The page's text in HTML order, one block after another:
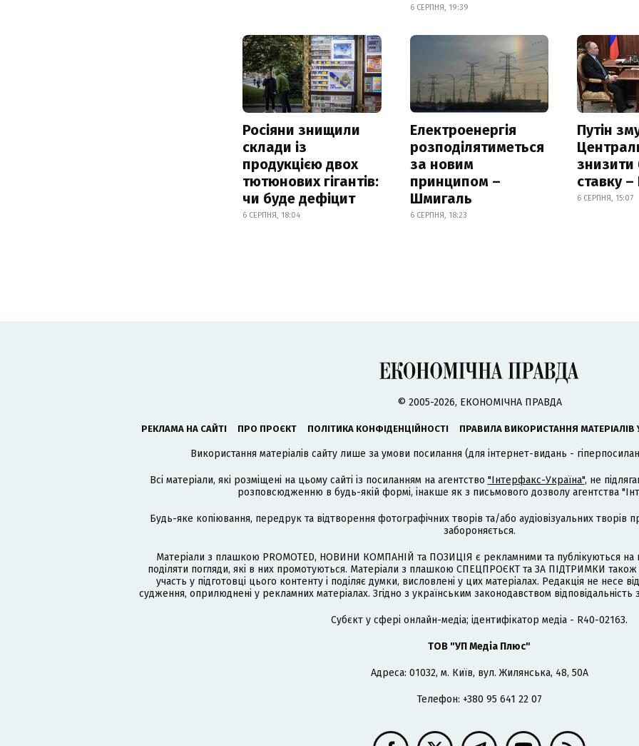
6 СЕРПНЯ, 19:39
Росіяни знищили
склади із
продукцією двох
тютюнових гігантів:
чи буде дефіцит
6 СЕРПНЯ, 18:04
Електроенергія
розподілятиметься
за новим
принципом –
Шмигаль
6 СЕРПНЯ, 18:23
Путін
знизити
ставку
6 СЕРПНЯ, 15:07
© 2005-2026, ЕКОНОМІЧНА ПРАВДА
РЕКЛАМА НА САЙТІ ПРО ПРОЄКТ ПОЛІТИКА КОНФІДЕНЦІЙНОСТІ ПРАВИЛА ВИКОРИСТАННЯ МАТЕРІАЛІВ
Використання матеріалів сайту лише за умови посилання (для інтернет-видань -
Всі матеріали, які розміщені на цьому сайті із посиланням на агентство "Інтерфакс-Україна", не
розповсюдженню в будь-якій формі, інакше як з письмового дозволу агентства
Будь-яке копіювання, передрук та відтворення фотографічних творів та/або аудіовізуальних
забороняється.
Матеріали з плашкою PROMOTED, НОВИНИ КОМПАНІЙ та ПОЗИЦІЯ є рекламними та публікуються на
поділяти погляди, які в них промотуються. Матеріали з плашкою СПЕЦПРОЄКТ та ЗА ПІДТРИМКИ
участь у підготовці цього контенту і поділяє думки, висловлені у цих матеріалах. Редакція не несе
судження, оприлюднені у рекламних матеріалах. Згідно з українським законодавством
Cубєкт у сфері онлайн-медіа; ідентифікатор медіа - R40-02163.
ТОВ "УП Медіа Плюс"
Адреса: 01032, м. Київ, вул. Жилянська, 48, 50А
Телефон: +380 95 641 22 07